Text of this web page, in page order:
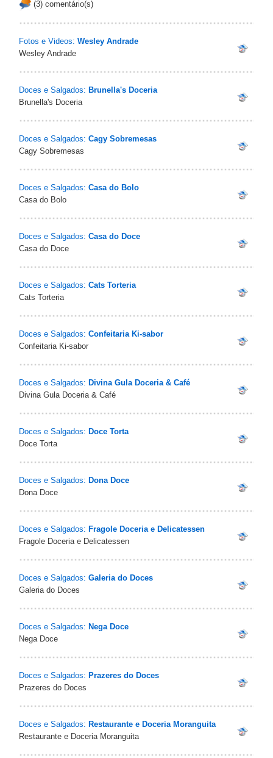
(3) comentário(s)
Fotos e Videos: Wesley Andrade
Wesley Andrade
Doces e Salgados: Brunella's Doceria
Brunella's Doceria
Doces e Salgados: Cagy Sobremesas
Cagy Sobremesas
Doces e Salgados: Casa do Bolo
Casa do Bolo
Doces e Salgados: Casa do Doce
Casa do Doce
Doces e Salgados: Cats Torteria
Cats Torteria
Doces e Salgados: Confeitaria Ki-sabor
Confeitaria Ki-sabor
Doces e Salgados: Divina Gula Doceria & Café
Divina Gula Doceria & Café
Doces e Salgados: Doce Torta
Doce Torta
Doces e Salgados: Dona Doce
Dona Doce
Doces e Salgados: Fragole Doceria e Delicatessen
Fragole Doceria e Delicatessen
Doces e Salgados: Galeria do Doces
Galeria do Doces
Doces e Salgados: Nega Doce
Nega Doce
Doces e Salgados: Prazeres do Doces
Prazeres do Doces
Doces e Salgados: Restaurante e Doceria Moranguita
Restaurante e Doceria Moranguita